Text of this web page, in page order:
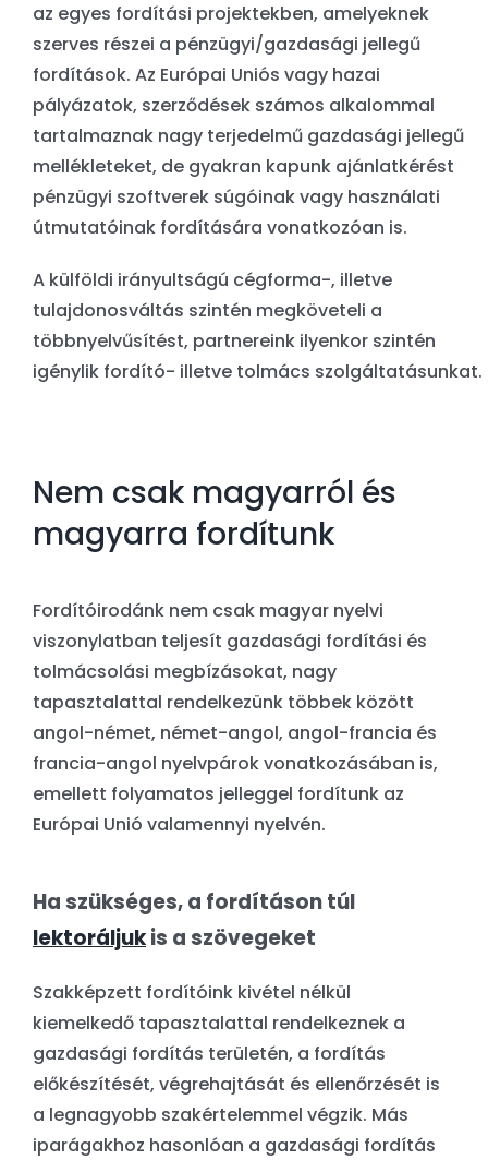
az egyes fordítási projektekben, amelyeknek
szerves részei a pénzügyi/gazdasági jellegű
fordítások. Az Európai Uniós vagy hazai
pályázatok, szerződések számos alkalommal
tartalmaznak nagy terjedelmű gazdasági jellegű
mellékleteket, de gyakran kapunk ajánlatkérést
pénzügyi szoftverek súgóinak vagy használati
útmutatóinak fordítására vonatkozóan is.
A külföldi irányultságú cégforma-, illetve
tulajdonosváltás szintén megköveteli a
többnyelvűsítést, partnereink ilyenkor szintén
igénylik fordító- illetve tolmács szolgáltatásunkat.
Nem csak magyarról és
magyarra fordítunk
Fordítóirodánk nem csak magyar nyelvi
viszonylatban teljesít gazdasági fordítási és
tolmácsolási megbízásokat, nagy
tapasztalattal rendelkezünk többek között
angol-német, német-angol, angol-francia és
francia-angol nyelvpárok vonatkozásában is,
emellett folyamatos jelleggel fordítunk az
Európai Unió valamennyi nyelvén.
Ha szükséges, a fordításon túl
lektoráljukis a szövegeket
Szakképzett fordítóink kivétel nélkül
kiemelkedő tapasztalattal rendelkeznek a
gazdasági fordítás területén, a fordítás
előkészítését, végrehajtását és ellenőrzését is
a legnagyobb szakértelemmel végzik. Más
iparágakhoz hasonlóan a gazdasági fordítás